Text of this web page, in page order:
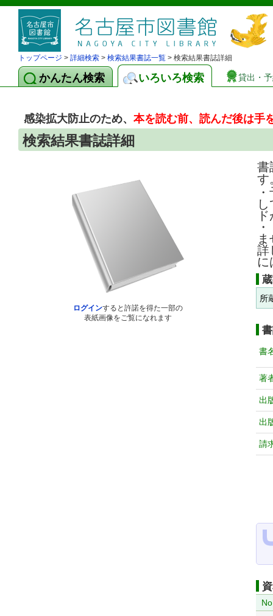
トップページ > 詳細検索 > 検索結果書誌一覧 > 検索結果書誌詳細
かんたん検索 いろいろ検索 貸出・
感染拡大防止のため、本を読む前、読んだ後は手
検索結果書誌詳細
ログインすると許諾を得た一部の
表紙画像をご覧になれます
書
す
詳
に
所
書
著
出
出
請